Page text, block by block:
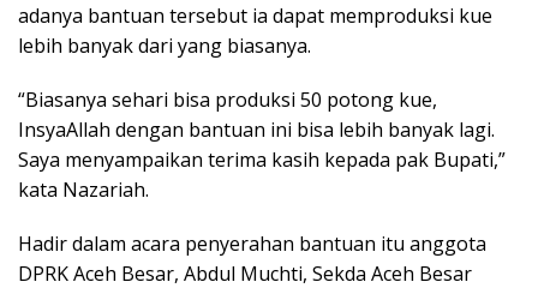
adanya bantuan tersebut ia dapat memproduksi kue
lebih banyak dari yang biasanya.
“Biasanya sehari bisa produksi 50 potong kue,
InsyaAllah dengan bantuan ini bisa lebih banyak lagi.
Saya menyampaikan terima kasih kepada pak Bupati,”
kata Nazariah.
Hadir dalam acara penyerahan bantuan itu anggota
DPRK Aceh Besar, Abdul Muchti, Sekda Aceh Besar